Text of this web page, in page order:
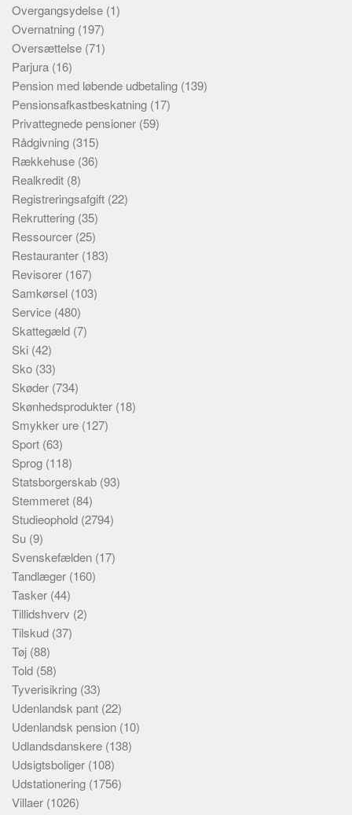
Overgangsydelse (1)
Overnatning (197)
Oversættelse (71)
Parjura (16)
Pension med løbende udbetaling (139)
Pensionsafkastbeskatning (17)
Privattegnede pensioner (59)
Rådgivning (315)
Rækkehuse (36)
Realkredit (8)
Registreringsafgift (22)
Rekruttering (35)
Ressourcer (25)
Restauranter (183)
Revisorer (167)
Samkørsel (103)
Service (480)
Skattegæld (7)
Ski (42)
Sko (33)
Skøder (734)
Skønhedsprodukter (18)
Smykker ure (127)
Sport (63)
Sprog (118)
Statsborgerskab (93)
Stemmeret (84)
Studieophold (2794)
Su (9)
Svenskefælden (17)
Tandlæger (160)
Tasker (44)
Tillidshverv (2)
Tilskud (37)
Tøj (88)
Told (58)
Tyverisikring (33)
Udenlandsk pant (22)
Udenlandsk pension (10)
Udlandsdanskere (138)
Udsigtsboliger (108)
Udstationering (1756)
Villaer (1026)